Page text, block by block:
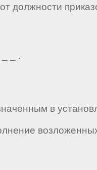
должности
_ .
в